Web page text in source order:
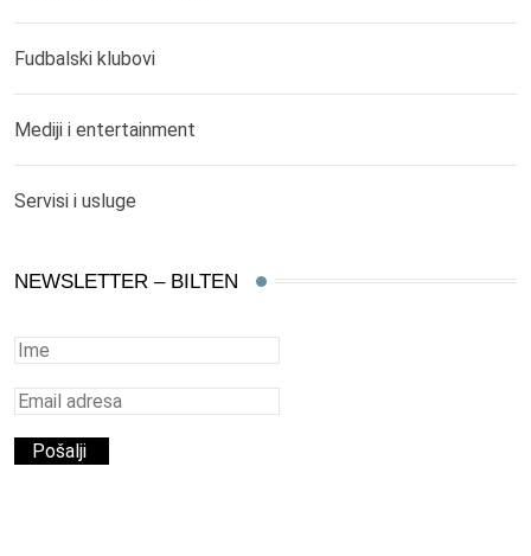
Fudbalski klubovi
Mediji i entertainment
Servisi i usluge
NEWSLETTER – BILTEN